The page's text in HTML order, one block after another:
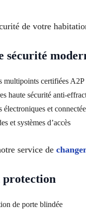
de votre
sécurité
multipoints certifiées A2P
haute sécurité anti-
électroniques et
et systèmes d’accès
service de
protection
de porte blindée